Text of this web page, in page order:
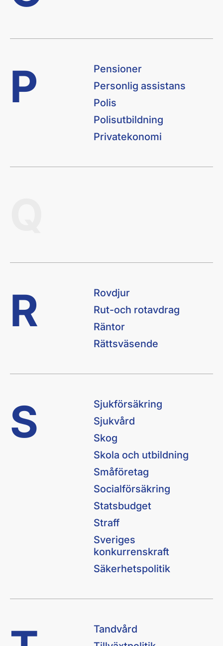
P
Pensioner
Personlig assistans
Polis
Polisutbildning
Privatekonomi
R
Rovdjur
Rut-och rotavdrag
Räntor
Rättsväsende
S
Sjukförsäkring
Sjukvård
Skog
Skola och utbildning
Småföretag
Socialförsäkring
Statsbudget
Straff
Sveriges
konkurrenskraft
Säkerhetspolitik
Tandvård